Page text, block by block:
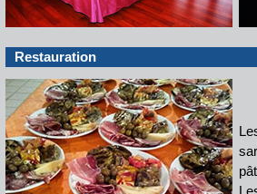
Restauration